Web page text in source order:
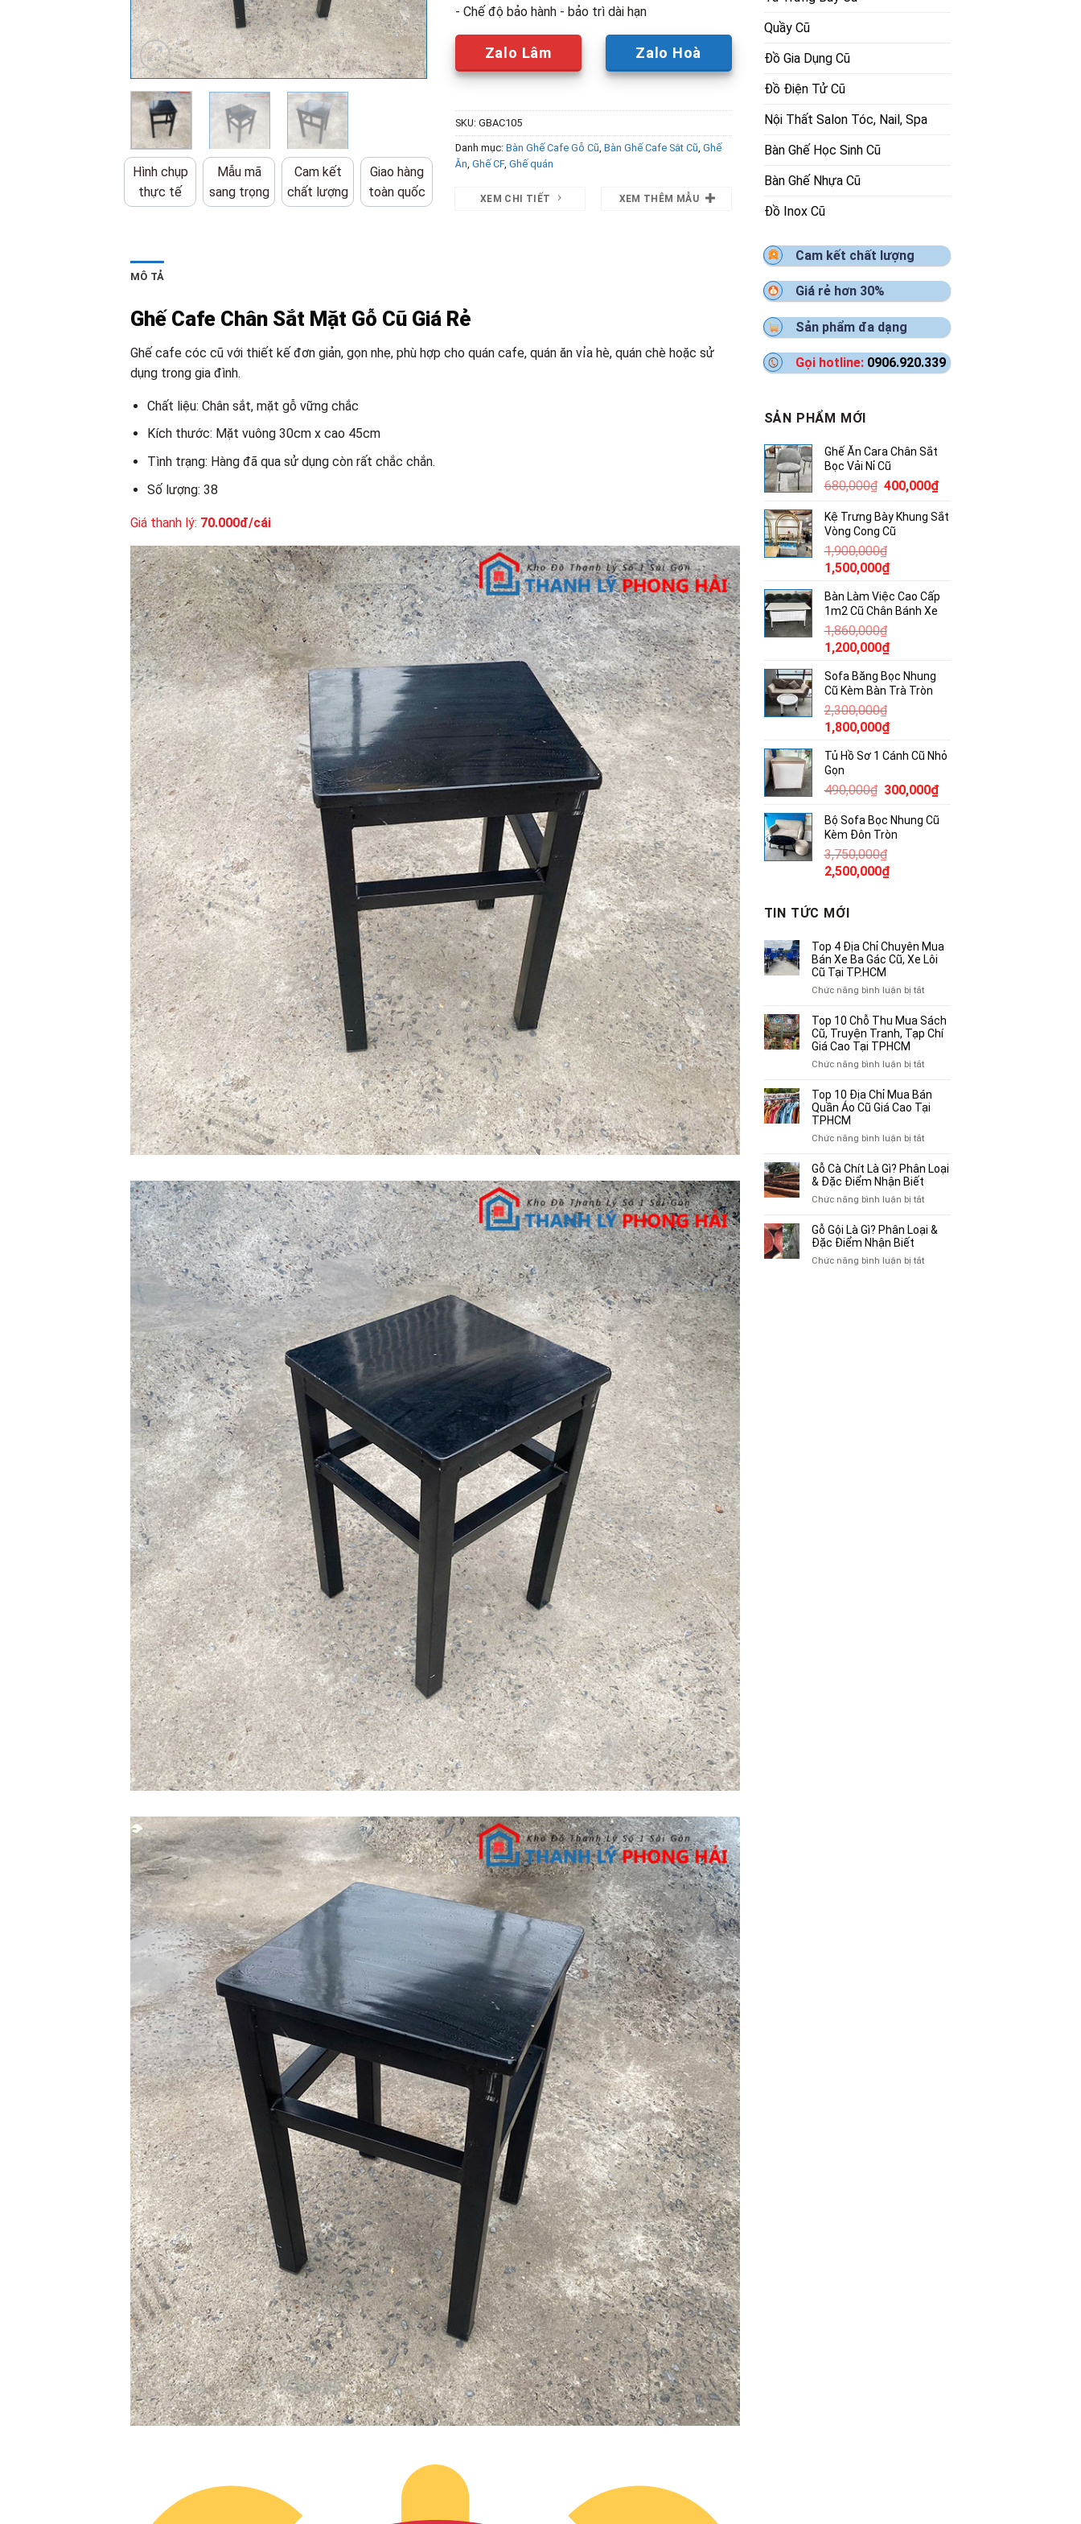
Hình chụp
thực tế
Mẫu mã
sang trọng
Cam kết
chất lượng
Giao hàng
toàn quốc
- Chế độ bảo hành - bảo trì dài hạn
Zalo Lâm Zalo Hoà
SKU: GBAC105
Danh mục: Bàn Ghế Cafe Gỗ Cũ Bàn Ghế Cafe Sắt Cũ Ghế
Ăn Ghế CF, Ghế quán
XEM CHI TIẾT XEM THÊM MẪU
MÔ TẢ
Ghế Cafe Chân Sắt Mặt Gỗ Cũ Giá Rẻ
Ghế cafe cóc cũ với thiết kế đơn giản, gọn nhẹ, phù hợp cho quán cafe, quán ăn vỉa hè, quán chè hoặc sử
dụng trong gia đình.
Chất liệu: Chân sắt, mặt gỗ vững chắc
Kích thước: Mặt vuông 30cm x cao 45cm
Tình trạng: Hàng đã qua sử dụng còn rất chắc chắn.
Số lượng: 38
Giá thanh lý: 70.000đ/cái
Quầy Cũ
Đồ Gia Dụng Cũ
Đồ Điện Tử Cũ
Nội Thất Salon Tóc, Nail, Spa
Bàn Ghế Học Sinh Cũ
Bàn Ghế Nhựa Cũ
Đồ Inox Cũ
Cam kết chất lượng
Giá rẻ hơn 30%
Sản phẩm đa dạng
Gọi hotline: 0906.920.339
SẢN PHẨM MỚI
Ghế Ăn Cara Chân Sắt
Bọc Vải Nỉ Cũ
680,000₫ Giá
là:
680,000₫.
400,000₫Giá
tại
Kệ Trưng Bày Khung Sắt
Vòng Cong Cũ
1,900,000₫
Giá
là:
1,900,000₫.
1,500,000₫Giá
tại
là:
Bàn Làm Việc Cao Cấp
1m2 Cũ Chân Bánh Xe
1,860,000₫
Giá
là:
1,860,000₫.
1,200,000₫Giá
tại
là:
Sofa Băng Bọc Nhung
Cũ Kèm Bàn Trà Tròn
2,300,000₫
Giá
là:
2,300,000₫.
1,800,000₫Giá
tại
1,800,000₫.
Tủ Hồ Sơ 1 Cánh Cũ Nhỏ
Gọn
490,000₫ Giá
là:
490,000₫.
300,000₫Giá
tại
Bộ Sofa Bọc Nhung Cũ
Kèm Đôn Tròn
3,750,000₫
Giá
là:
3,750,000₫.
2,500,000₫Giá
2,500,000₫.
TIN TỨC MỚI
Top 4 Địa Chỉ Chuyên Mua
Bán Xe Ba Gác Cũ, Xe Lôi
Cũ Tại TP.HCM
Chức năng bình luận bị tắtở
4
Địa
Xe
Ba
Cũ,
Lôi
Cũ
Tại
Top 10 Chỗ Thu Mua Sách
Cũ, Truyện Tranh, Tạp Chí
Giá Cao Tại TPHCM
Chức năng bình luận bị tắtở
10
Chỗ
Truyện
Tranh,
Tạp
Giá
Tại
Top 10 Địa Chỉ Mua Bán
Quần Áo Cũ Giá Cao Tại
TPHCM
Chức năng bình luận bị tắtở
10
Địa
Mua
Quần
Cũ
Gỗ Cà Chít Là Gì? Phân Loại
& Đặc Điểm Nhận Biết
Chức năng bình luận bị tắtở
Cà
Gì?
Gỗ Gội Là Gì? Phân Loại &
Đặc Điểm Nhận Biết
Chức năng bình luận bị tắtở